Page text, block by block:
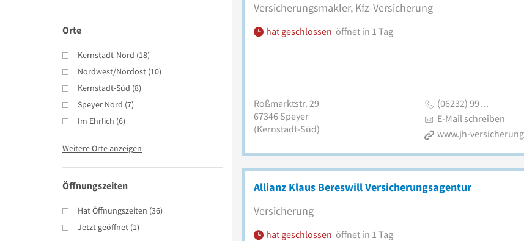
Orte
Kernstadt-Nord (18)
Nordwest/Nordost (10)
Kernstadt-Süd (8)
Speyer Nord (7)
Im Ehrlich (6)
Weitere Orte anzeigen
Öffnungszeiten
Hat Öffnungszeiten (36)
Jetzt geöffnet (1)
Versicherungsmakler, Kfz-Versicherung
hat geschlossen öffnet in 1 Tag
Roßmarktstr. 29
67346 Speyer
(Kernstadt-Süd)
(06232) 99…
E-Mail schreiben
www.jh-
Allianz Klaus Bereswill Versicherungsagentur
Versicherung
hat geschlossen öffnet in 1 Tag